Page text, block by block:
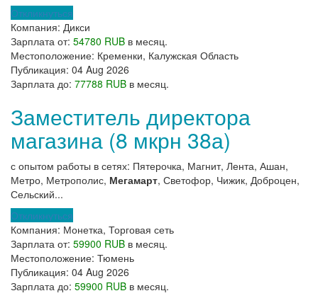
Откликнуться
Компания: Дикси
Зарплата от: 54780 RUB в месяц.
Местоположение: Кременки, Калужская Область
Публикация: 04 Aug 2026
Зарплата до: 77788 RUB в месяц.
Заместитель директора
магазина (8 мкрн 38а)
с опытом работы в сетях: Пятерочка, Магнит, Лента, Ашан,
Метро, Метрополис, Мегамарт, Светофор, Чижик, Доброцен,
Сельский...
Откликнуться
Компания: Монетка, Торговая сеть
Зарплата от: 59900 RUB в месяц.
Местоположение: Тюмень
Публикация: 04 Aug 2026
Зарплата до: 59900 RUB в месяц.